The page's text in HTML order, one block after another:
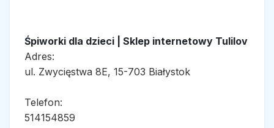
Śpiworki dla dzieci | Sklep internetowy Tulilov
Adres:
ul. Zwycięstwa 8E, 15-703 Białystok
Telefon:
514154859